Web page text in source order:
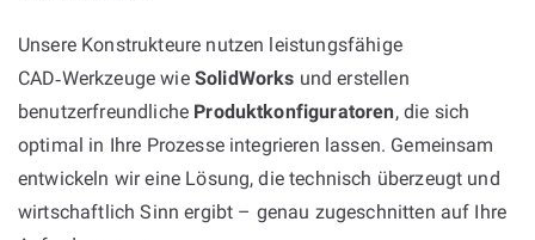
Unsere Konstrukteure nutzen leistungsfähige
CAD‑Werkzeuge wie SolidWorks und erstellen
benutzerfreundliche Produktkonfiguratoren, die sich
optimal in Ihre Prozesse integrieren lassen. Gemeinsam
entwickeln wir eine Lösung, die technisch überzeugt und
wirtschaftlich Sinn ergibt – genau zugeschnitten auf Ihre